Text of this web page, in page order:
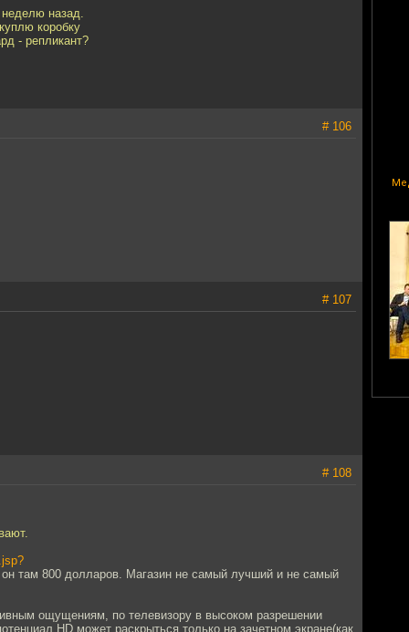
назад.
коробку
- репликант?
# 106
# 107
# 108
он там 800 долларов. Магазин не самый лучший и не самый
ощущениям, по телевизору в высоком разрешении
HD может раскрыться только на зачетном экране(как